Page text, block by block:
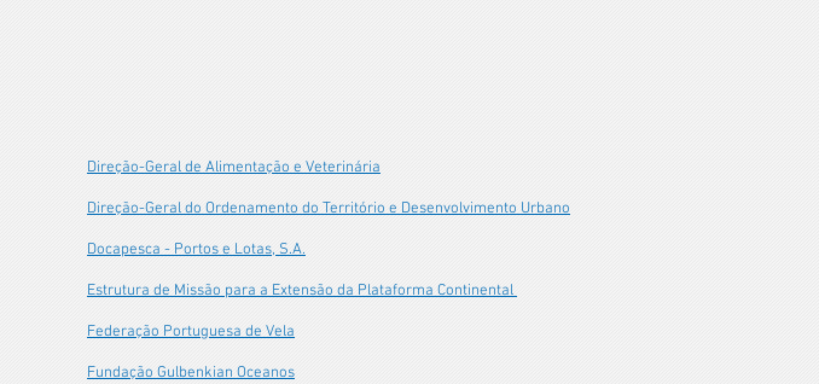
Direção-Geral de Alimentação e Veterinária
Direção-Geral do Ordenamento do Território e Desenvolvimento Urbano
Docapesca - Portos e Lotas, S.A.
Estrutura de Missão para a Extensão da Plataforma Continental
Federação Portuguesa de Vela
Fundação Gulbenkian Oceanos